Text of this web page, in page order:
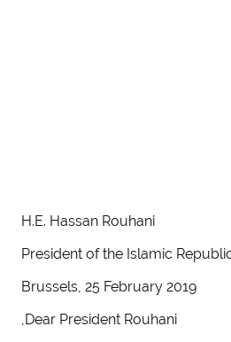
President of the Islamic
Brussels, 25 February 2019
Dear President Rouhani,